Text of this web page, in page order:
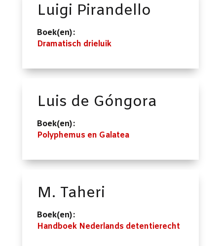
Luigi Pirandello
Boek(en):
Dramatisch drieluik
Luis de Góngora
Boek(en):
Polyphemus en Galatea
M. Taheri
Boek(en):
Handboek Nederlands detentierecht